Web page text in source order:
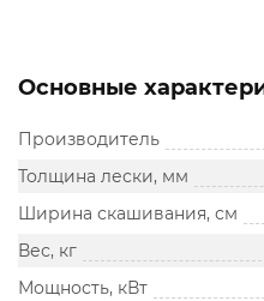
Основные
Производитель
Толщина лески, мм
Ширина скашивания, см
Вес, кг
Мощность, кВт